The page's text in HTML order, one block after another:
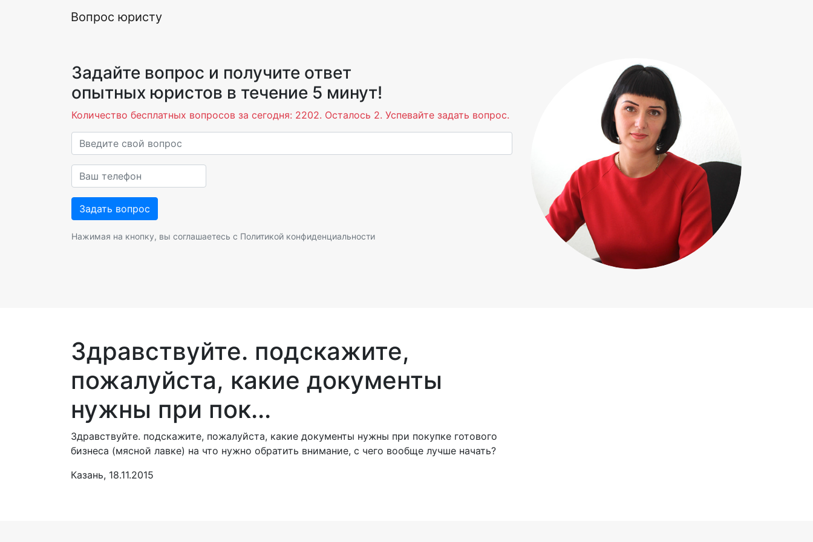
Вопрос юристу
Задайте вопрос и получите ответ
опытных юристов в течение 5 минут!
Количество бесплатных вопросов за сегодня: 2202. Осталось 2. Успевайте задать вопрос.
Нажимая на кнопку, вы соглашаетесь с Политикой конфиденциальности
Здравствуйте. подскажите,
пожалуйста, какие документы
нужны при пок...
Здравствуйте. подскажите, пожалуйста, какие документы нужны при покупке готового
бизнеса (мясной лавке) на что нужно обратить внимание, с чего вообще лучше начать?
Казань, 18.11.2015